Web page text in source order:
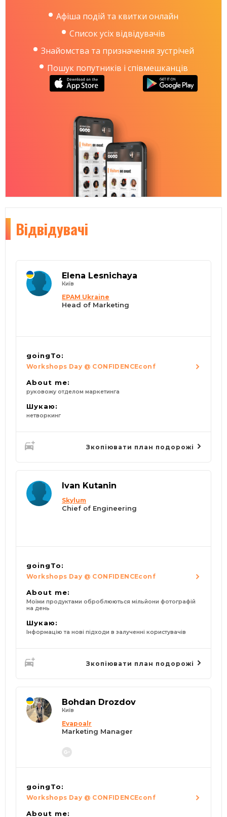
Афіша подій та квитки онлайн
Список усіх відвідувачів
Знайомства та призначення зустрічей
Пошук попутників і співмешканців
Відвідувачі
Elena Lesnichaya
Київ
EPAM Ukraine
Head of Marketing
goingTo:
Workshops Day @ CONFIDENCEconf
About me:
руковожу отделом маркетинга
Шукаю:
нетворкинг
Зкопіювати план подорожі
Ivan Kutanin
Skylum
Chief of Engineering
goingTo:
Workshops Day @ CONFIDENCEconf
About me:
Моїми продуктами оброблюються мільйони фотографій
на день
Шукаю:
Інформацію та нові підходи в залученні користувачів
Зкопіювати план подорожі
Bohdan Drozdov
Київ
Evapoalr
Marketing Manager
goingTo:
Workshops Day @ CONFIDENCEconf
About me: